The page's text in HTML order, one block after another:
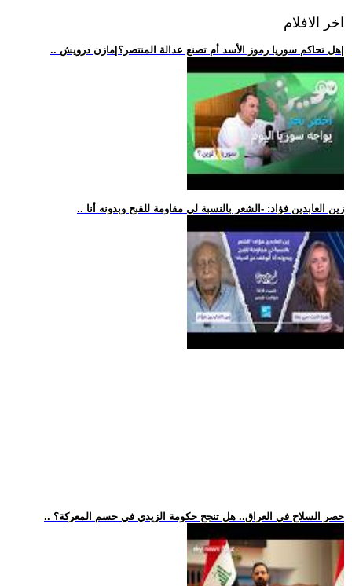
اخر الافلام
.. زين العابدين فؤاد: -الشعر بالنسبة لي مقاومة للقبح وبدونه أنا
.. حصر السلاح في العراق.. هل تنجح حكومة الزيدي في حسم المعركة؟